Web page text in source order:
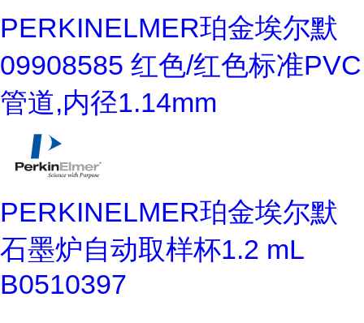
PERKINELMER珀金埃尔默
09908585 红色/红色标准PVC
管道,内径1.14mm
PERKINELMER珀金埃尔默
石墨炉自动取样杯1.2 mL
B0510397